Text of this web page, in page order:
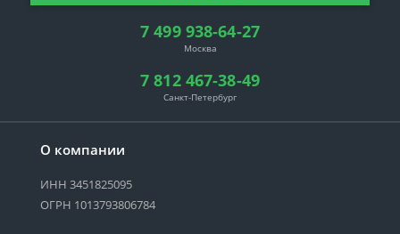
О компании
ИНН 3451825095
ОГРН 1013793806784
7 499 938-64-27
Москва
7 812 467-38-49
Санкт-Петербург